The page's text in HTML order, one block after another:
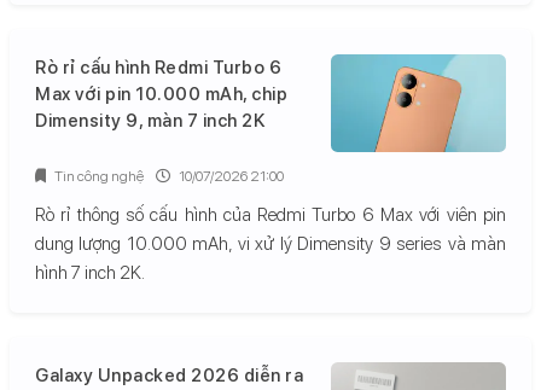
Rò rỉ cấu hình Redmi Turbo 6
Max với pin 10.000 mAh, chip
Dimensity 9, màn 7 inch 2K
Rò rỉ thông số cấu hình của Redmi Turbo 6 Max với viên pin
dung lượng 10.000 mAh, vi xử lý Dimensity 9 series và màn
hình 7 inch 2K.
Tin công nghệ 10/07/2026 21:00
Galaxy Unpacked 2026 diễn ra